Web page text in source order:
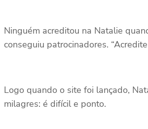
Ninguém acreditou na Natalie
conseguiu patrocinadores.
Logo quando o site foi lançado,
milagres: é difícil e ponto.